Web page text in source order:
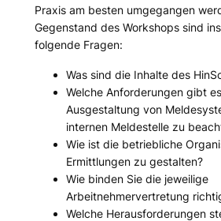
Praxis am besten umgegangen
Gegenstand des Workshops sind
folgende Fragen:
Was sind die Inhalte des
Welche Anforderungen gibt
Ausgestaltung von
internen Meldestelle zu
Wie ist die betriebliche
Ermittlungen zu gestalten?
Wie binden Sie die jeweilige
Arbeitnehmervertretung
Welche Herausforderungen